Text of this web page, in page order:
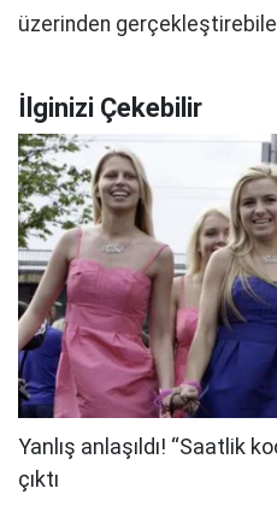
üzerinden